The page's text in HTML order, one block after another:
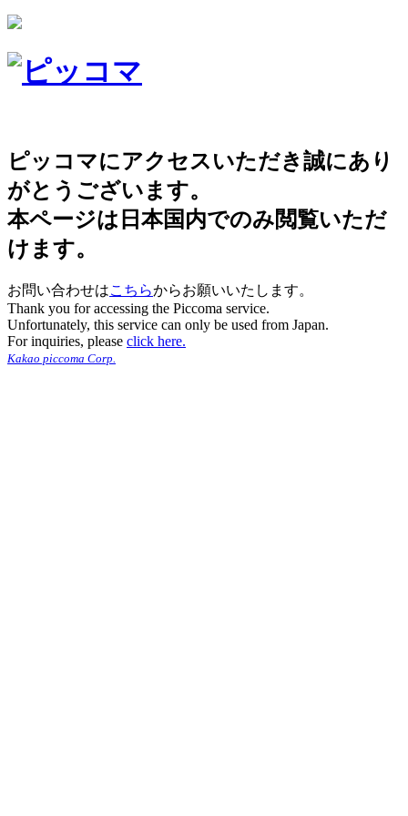
ピッコマにアクセスいただき誠にあり
がとうございます。
本ページは日本国内でのみ閲覧いただ
けます。
お問い合わせはこちらからお願いいたします。
Thank you for accessing the Piccoma service.
Unfortunately, this service can only be used from Japan.
For inquiries, please click here.
Kakao piccoma Corp.